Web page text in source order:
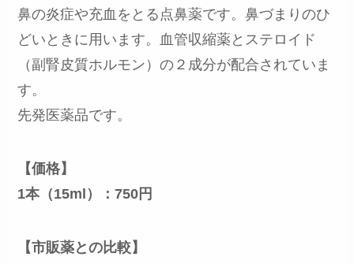
鼻の炎症や充血をとる点鼻薬です。鼻づまりのひ
どいときに用います。血管収縮薬とステロイド
（副腎皮質ホルモン）の２成分が配合されていま
す。
先発医薬品です。
【価格】
1本（15ml）：750円
【市販薬との比較】